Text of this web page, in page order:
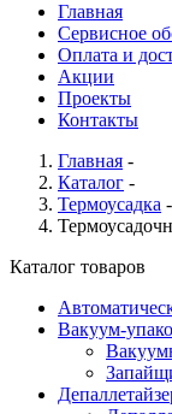
Главная
Сервисное
Оплата и
Акции
Проекты
Контакты
Главная -
Каталог -
Термоусадка -
Каталог товаров
Вакуум-